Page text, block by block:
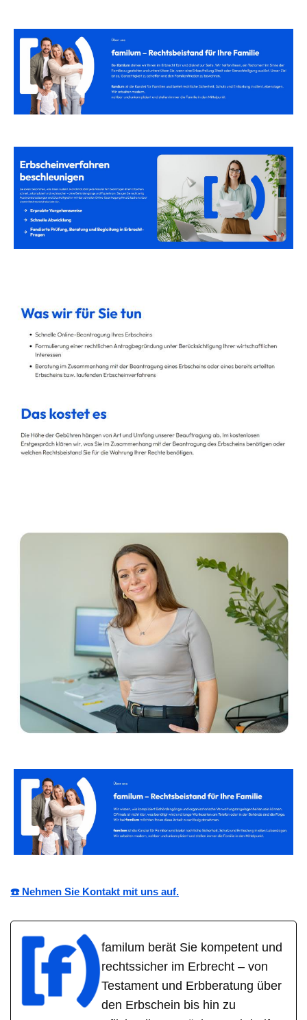
☎️ Nehmen Sie Kontakt mit uns auf.
familum berät Sie kompetent und
rechtssicher im Erbrecht – von
Testament und Erbberatung über
den Erbschein bis hin zu